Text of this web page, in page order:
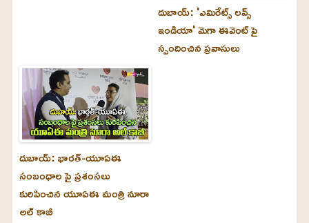
దుబాయ్‌: 'ఎమిరేట్స్ లవ్స్
ఇండియా' మెగా ఈవెంట్ పై
స్పందించిన ప్రవాసులు
దుబాయ్‌: భారత్-యూఏఈ
సంబంధాల పై ప్రశంసలు
కురిపించిన యూఏఈ మంత్రి నూరా
అల్‌ కాబీ